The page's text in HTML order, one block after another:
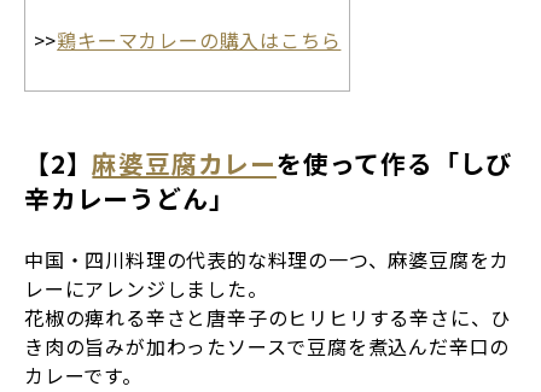
>>鶏キーマカレーの購入はこちら
【2】麻婆豆腐カレーを使って作る「しび
辛カレーうどん」
中国・四川料理の代表的な料理の一つ、麻婆豆腐をカ
レーにアレンジしました。
花椒の痺れる辛さと唐辛子のヒリヒリする辛さに、ひ
き肉の旨みが加わったソースで豆腐を煮込んだ辛口の
カレーです。